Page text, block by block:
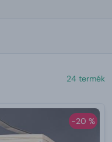
24 termék
-20 %